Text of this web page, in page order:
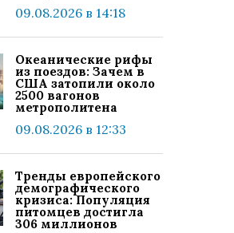
09.08.2026 в 14:18
Океанические рифы
из поездов: Зачем в
США затопили около
2500 вагонов
метрополитена
09.08.2026 в 12:33
Тренды европейского
демографического
кризиса: Популяция
питомцев достигла
306 миллионов